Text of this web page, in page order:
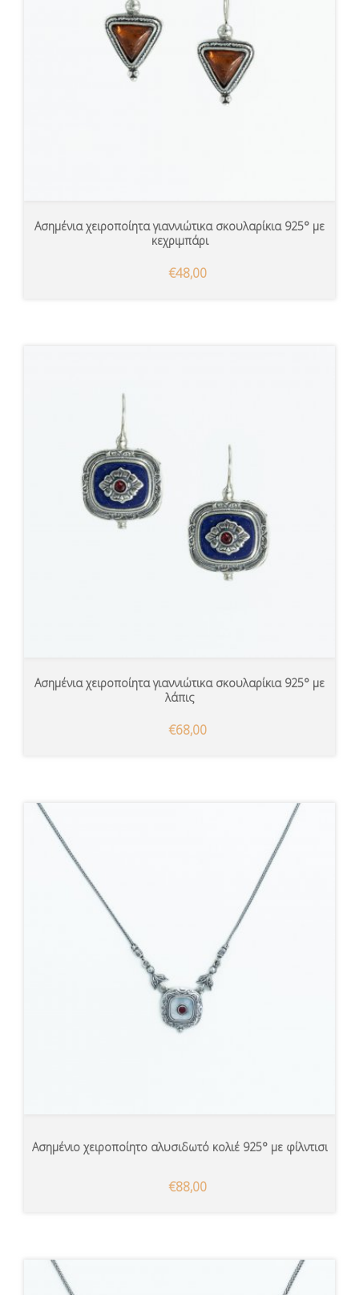
Ασημένια χειροποίητα γιαννιώτικα σκουλαρίκια 925° με
κεχριμπάρι
€48,00
Ασημένια χειροποίητα γιαννιώτικα σκουλαρίκια 925° με
λάπις
€68,00
Ασημένιο χειροποίητο αλυσιδωτό κολιέ 925° με φίλντισι
€88,00